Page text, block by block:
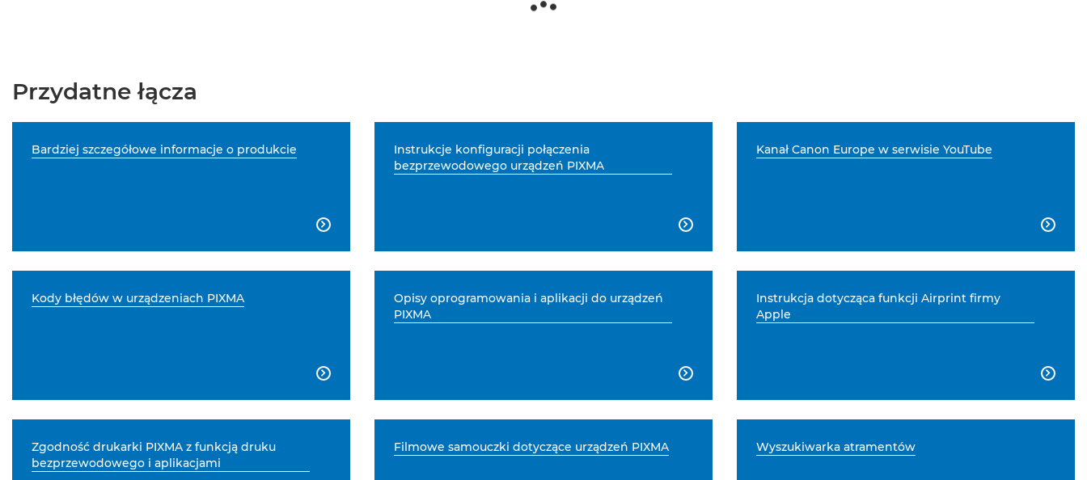
Przydatne łącza
Bardziej szczegółowe informacje o produkcie

Instrukcje konfiguracji połączenia
bezprzewodowego urządzeń PIXMA

Kanał Canon Europe w serwisie YouTube

Kody błędów w urządzeniach PIXMA

Opisy oprogramowania i aplikacji do urządzeń
PIXMA

Instrukcja dotycząca funkcji Airprint firmy
Apple

Zgodność drukarki PIXMA z funkcją druku
bezprzewodowego i aplikacjami
Filmowe samouczki dotyczące urządzeń PIXMA Wyszukiwarka atramentów